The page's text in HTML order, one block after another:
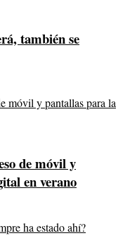
también se
de móvil y
en verano